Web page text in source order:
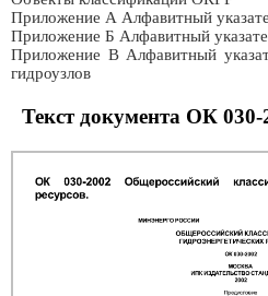
Приложение А Алфавитный
Приложение Б Алфавитный
Приложение В Алфавитный
гидроузлов
Текст документа ОК 030-